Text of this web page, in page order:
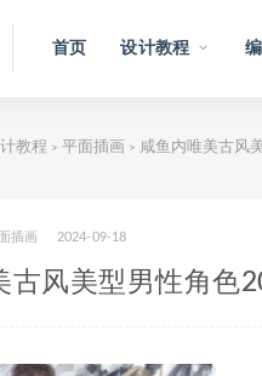
首页 设计教程
教程 > 平面插画 > 咸鱼内唯美古风
插画 2024-09-18
古风美型男性角色